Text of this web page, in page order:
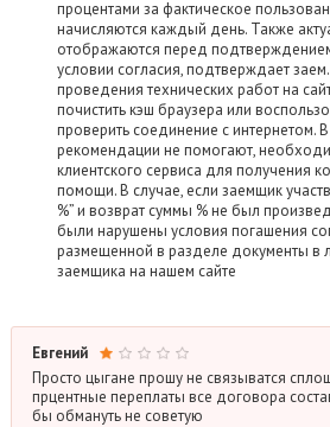
процентами за фактическое
начисляются каждый день. Также
отображаются перед подтверждением
условии согласия, подтверждает заем.
проведения технических работ на
почистить кэш браузера или
проверить соединение с интернетом.
рекомендации не помогают,
клиентского сервиса для получения
помощи. В случае, если заемщик
%” и возврат суммы % не был
были нарушены условия погашения
размещенной в разделе документы в
заемщика на нашем сайте
Евгений
Просто цыгане прошу не связыватся
прцентные переплаты все договора
бы обмануть не советую